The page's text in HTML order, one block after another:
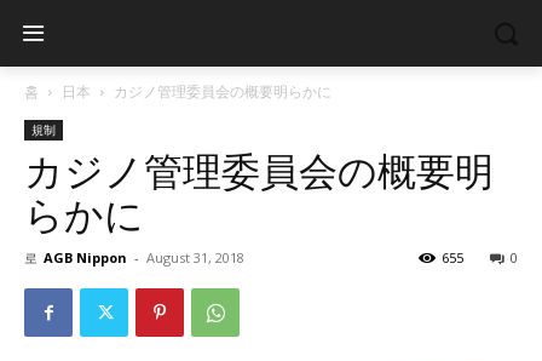
홈 日本 カジノ管理委員会の概要明らかに
規制
カジノ管理委員会の概要明
らかに
로 AGB Nippon - August 31, 2018 0
655